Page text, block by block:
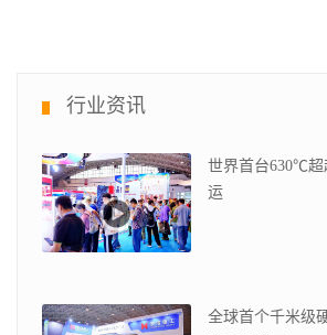
行业资讯
世界首台630℃超
运
全球首个千米级